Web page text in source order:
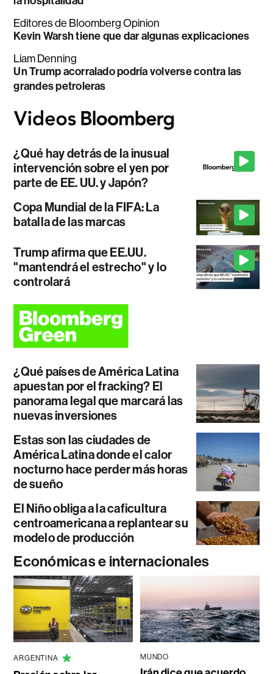
Editores de Bloomberg Opinion
Kevin Warsh tiene que dar algunas explicaciones
Liam Denning
Un Trump acorralado podría volverse contra las
grandes petroleras
¿Qué hay detrás de la inusual
intervención sobre el yen por
parte de EE. UU. y Japón?
Copa Mundial de la FIFA: La
batalla de las marcas
Trump afirma que EE.UU.
"mantendrá el estrecho" y lo
controlará
¿Qué países de América Latina
apuestan por el fracking? El
panorama legal que marcará las
nuevas inversiones
Estas son las ciudades de
América Latina donde el calor
nocturno hace perder más horas
de sueño
El Niño obliga a la caficultura
centroamericana a replantear su
modelo de producción
Económicas e internacionales
ARGENTINA MUNDO